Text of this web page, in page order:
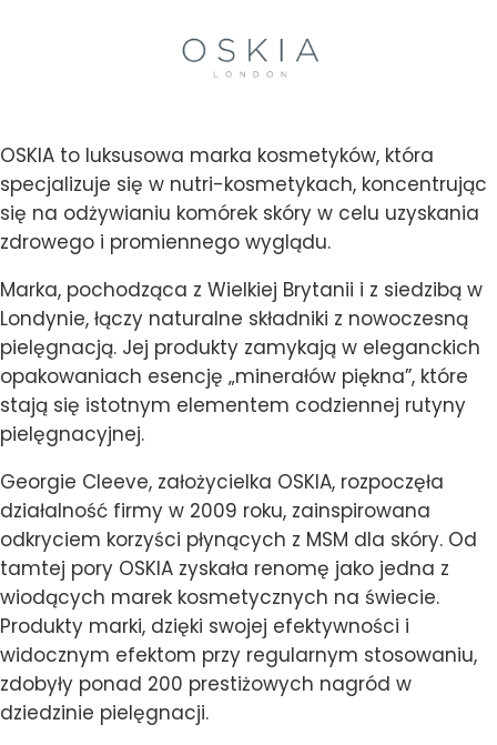
OSKIA to luksusowa marka kosmetyków, która
specjalizuje się w nutri-kosmetykach, koncentrując
się na odżywianiu komórek skóry w celu uzyskania
zdrowego i promiennego wyglądu.
Marka, pochodząca z Wielkiej Brytanii i z siedzibą w
Londynie, łączy naturalne składniki z nowoczesną
pielęgnacją. Jej produkty zamykają w eleganckich
opakowaniach esencję „minerałów piękna”, które
stają się istotnym elementem codziennej rutyny
pielęgnacyjnej.
Georgie Cleeve, założycielka OSKIA, rozpoczęła
działalność firmy w 2009 roku, zainspirowana
odkryciem korzyści płynących z MSM dla skóry. Od
tamtej pory OSKIA zyskała renomę jako jedna z
wiodących marek kosmetycznych na świecie.
Produkty marki, dzięki swojej efektywności i
widocznym efektom przy regularnym stosowaniu,
zdobyły ponad 200 prestiżowych nagród w
dziedzinie pielęgnacji.